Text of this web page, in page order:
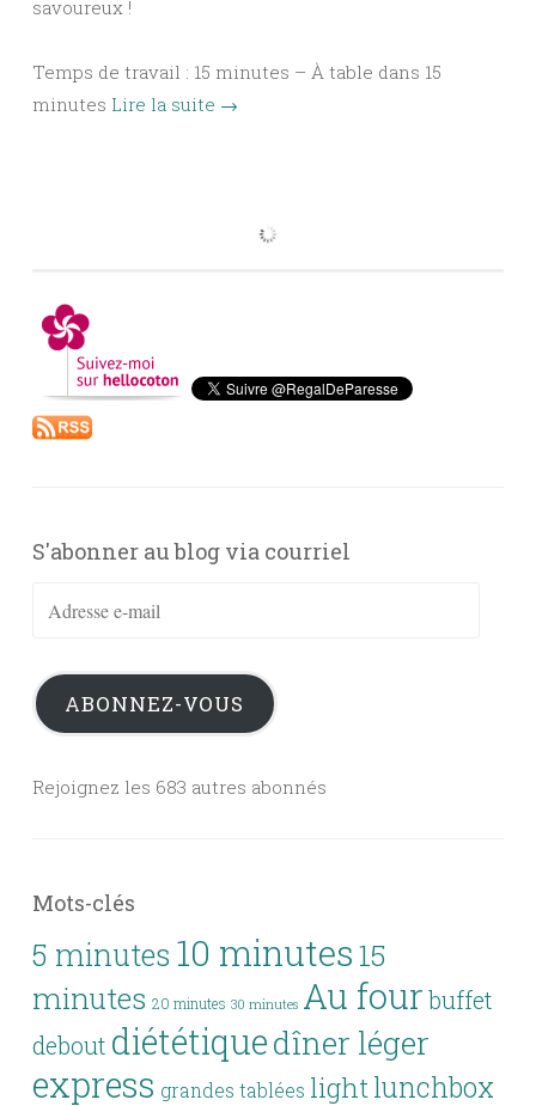
savoureux !
Temps de travail : 15 minutes – À table dans 15
minutes Lire la suite →
S'abonner au blog via courriel
Adresse
mail
ABONNEZ-VOUS
Rejoignez les 683 autres abonnés
Mots-clés
5 minutes 10 minutes15
minutes 20 minutes 30 minutes Au fourbuffet
debout diététiquedîner léger
express grandes tablées lightlunchbox